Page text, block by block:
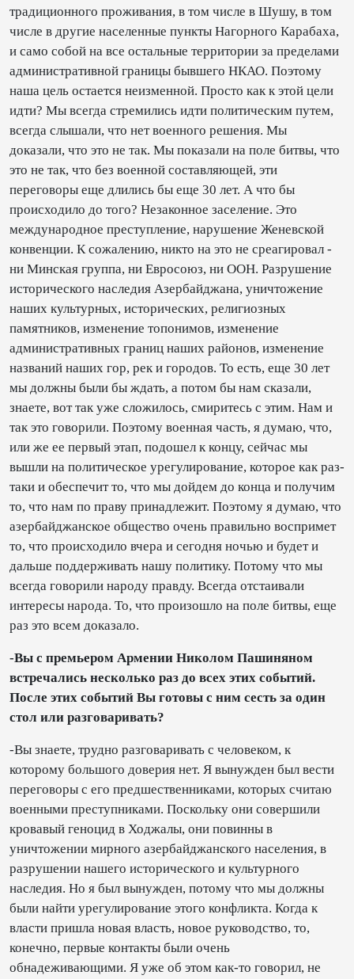
традиционного проживания, в том числе в Шушу, в том
числе в другие населенные пункты Нагорного Карабаха,
и само собой на все остальные территории за пределами
административной границы бывшего НКАО. Поэтому
наша цель остается неизменной. Просто как к этой цели
идти? Мы всегда стремились идти политическим путем,
всегда слышали, что нет военного решения. Мы
доказали, что это не так. Мы показали на поле битвы, что
это не так, что без военной составляющей, эти
переговоры еще длились бы еще 30 лет. А что бы
происходило до того? Незаконное заселение. Это
международное преступление, нарушение Женевской
конвенции. К сожалению, никто на это не среагировал -
ни Минская группа, ни Евросоюз, ни ООН. Разрушение
исторического наследия Азербайджана, уничтожение
наших культурных, исторических, религиозных
памятников, изменение топонимов, изменение
административных границ наших районов, изменение
названий наших гор, рек и городов. То есть, еще 30 лет
мы должны были бы ждать, а потом бы нам сказали,
знаете, вот так уже сложилось, смиритесь с этим. Нам и
так это говорили. Поэтому военная часть, я думаю, что,
или же ее первый этап, подошел к концу, сейчас мы
вышли на политическое урегулирование, которое как раз-
таки и обеспечит то, что мы дойдем до конца и получим
то, что нам по праву принадлежит. Поэтому я думаю, что
азербайджанское общество очень правильно воспримет
то, что происходило вчера и сегодня ночью и будет и
дальше поддерживать нашу политику. Потому что мы
всегда говорили народу правду. Всегда отстаивали
интересы народа. То, что произошло на поле битвы, еще
раз это всем доказало.
-Вы с премьером Армении Николом Пашиняном
встречались несколько раз до всех этих событий.
После этих событий Вы готовы с ним сесть за один
стол или разговаривать?
-Вы знаете, трудно разговаривать с человеком, к
которому большого доверия нет. Я вынужден был вести
переговоры с его предшественниками, которых считаю
военными преступниками. Поскольку они совершили
кровавый геноцид в Ходжалы, они повинны в
уничтожении мирного азербайджанского населения, в
разрушении нашего исторического и культурного
наследия. Но я был вынужден, потому что мы должны
были найти урегулирование этого конфликта. Когда к
власти пришла новая власть, новое руководство, то,
конечно, первые контакты были очень
обнадеживающими. Я уже об этом как-то говорил, не